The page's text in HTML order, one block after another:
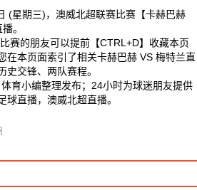
(星期三)，澳威北超联赛比赛【卡赫巴赫
。
赛的朋友可以提前【CTRL+D】收藏本页
在本页面索引了相关卡赫巴赫 VS 梅特兰直
史交锋、两队赛程。
育小编整理发布；24小时为球迷朋友提供
直播，澳威北超直播。